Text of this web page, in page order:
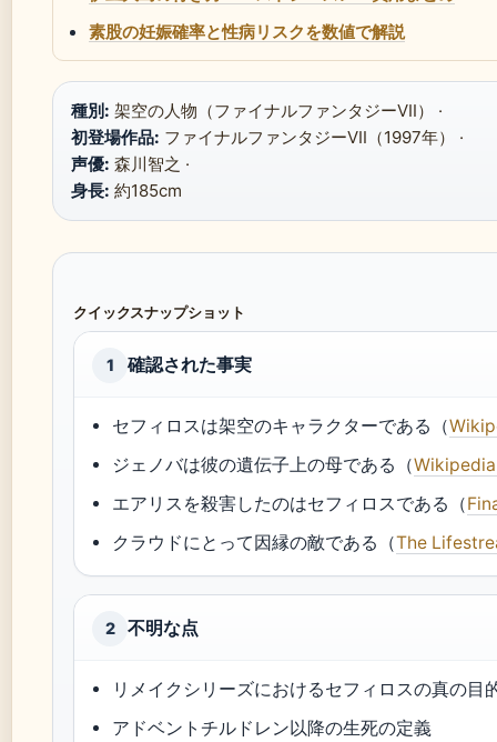
素股の妊娠確率と性病リスクを数値で解説
種別: 架空の人物（ファイナルファンタジーVII） ·
初登場作品: ファイナルファンタジーVII（1997年） ·
声優: 森川智之 ·
身長: 約185cm
クイックスナップショット
1 確認された事実
セフィロスは架空のキャラクターである（
ジェノバは彼の遺伝子上の母である（
エアリスを殺害したのはセフィロスである（
クラウドにとって因縁の敵である（The
2 不明な点
リメイクシリーズにおけるセフィロスの真の目
アドベントチルドレン以降の生死の定義